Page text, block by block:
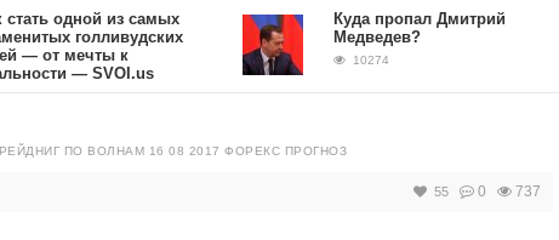
одной из самых
голливудских
мечты к
— SVOI.us
Куда пропал Дмитрий
Медведев?
10274
ПО ВОЛНАМ 16 08 2017 ФОРЕКС ПРОГНОЗ
55 0 737